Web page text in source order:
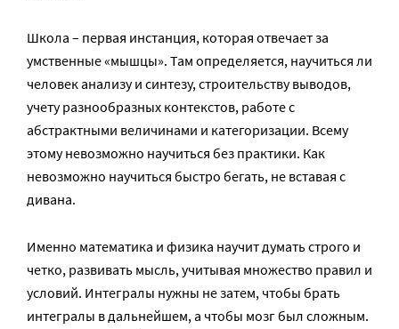
Школа – первая инстанция, которая отвечает за
умственные «мышцы». Там определяется, научиться ли
человек анализу и синтезу, строительству выводов,
учету разнообразных контекстов, работе с
абстрактными величинами и категоризации. Всему
этому невозможно научиться без практики. Как
невозможно научиться быстро бегать, не вставая с
дивана.
Именно математика и физика научит думать строго и
четко, развивать мысль, учитывая множество правил и
условий. Интегралы нужны не затем, чтобы брать
интегралы в дальнейшем, а чтобы мозг был сложным.